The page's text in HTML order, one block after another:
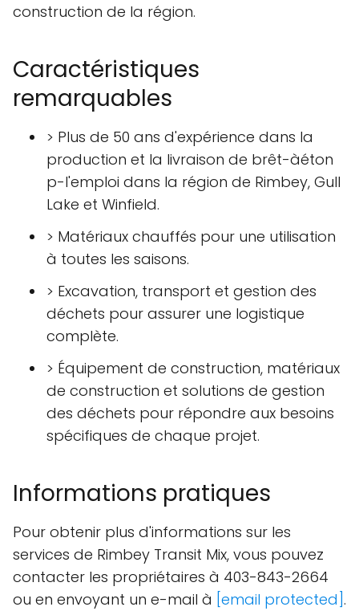
construction de la région.
Caractéristiques
remarquables
> Plus de 50 ans d'expérience dans la
production et la livraison de brêt-àéton
p-l'emploi dans la région de Rimbey, Gull
Lake et Winfield.
> Matériaux chauffés pour une utilisation
à toutes les saisons.
> Excavation, transport et gestion des
déchets pour assurer une logistique
complète.
> Équipement de construction, matériaux
de construction et solutions de gestion
des déchets pour répondre aux besoins
spécifiques de chaque projet.
Informations pratiques
Pour obtenir plus d'informations sur les
services de Rimbey Transit Mix, vous pouvez
contacter les propriétaires à 403-843-2664
ou en envoyant un e-mail à [email protected].